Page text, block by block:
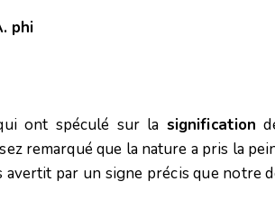
phi
ont spéculé sur la signification
remarqué que la nature a pris la
avertit par un signe précis que notre